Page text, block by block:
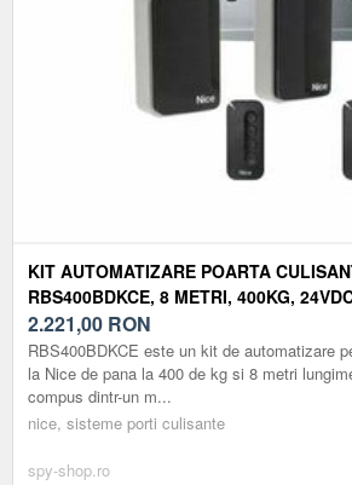
KIT AUTOMATIZARE POARTA
RBS400BDKCE, 8 METRI, 400KG,
2.221,00 RON
RBS400BDKCE este un kit de automatizare
la Nice de pana la 400 de kg si 8 metri
compus dintr-un m...
nice, sisteme porti culisante
spy-shop.ro